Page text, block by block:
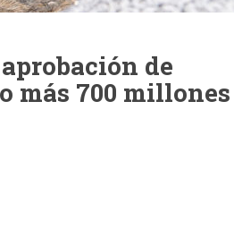
de
más 700 millones